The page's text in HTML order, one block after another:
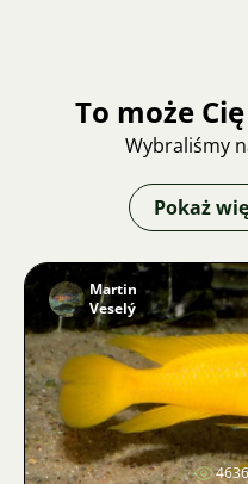
To może
Wybraliśmy
Pokaż
Martin
Veselý
4636